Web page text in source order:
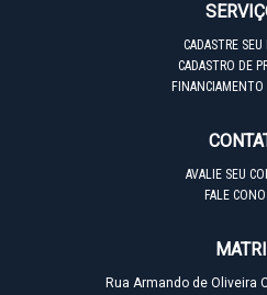
CADASTRE
CADASTRO DE
FINANCIAMENTO
AVALIE SEU
FALE
Rua Armando de Oliveira